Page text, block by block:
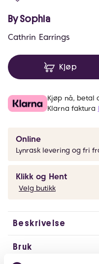
By Sophia
Cathrin Earrings
Kjøp
Kjøp nå, betal
Klarna faktura
Online
Lynrask levering og fri
Klikk og Hent
Velg butikk
Beskrivelse
Bruk